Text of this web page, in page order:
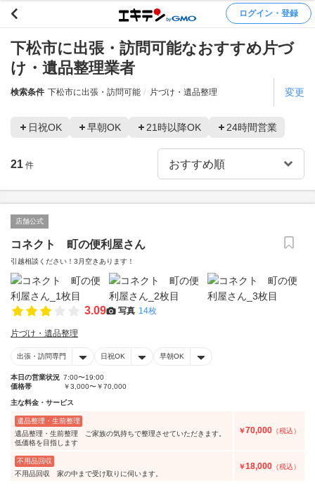
ログイン・登録
下松市に出張・訪問可能なおすすめ片づ
け・遺品整理業者
検索条件 下松市に出張・訪問可能 片づけ・遺品整理 変更
日祝OK 早朝OK 21時以降OK 24時間営業
21 件
店舗公式
コネクト 町の便利屋さん
引越相談ください！3月空きあります！
3.09 写真 14枚
片づけ・遺品整理
出張・訪問専門 日祝OK 早朝OK
本日の営業状況 7:00〜19:00
価格帯
￥3,000〜￥70,000
主な料金・サービス
遺品整理・生前整理
遺品整理・生前整理 ご家族の気持ちで整理させていただきます。
低価格を目指します
￥70,000 （税込）
不用品回収
不用品回収 家の中まで受け取りに伺います。
￥18,000 （税込）